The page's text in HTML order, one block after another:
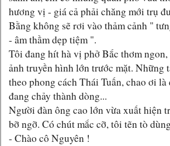
hương vị - giá cả phải chăng mới trụ
Bằng không sẽ rơi vào thảm cảnh "
- âm thầm dẹp tiệm ".
Tôi đang hít hà vị phở Bắc thơm ngon,
ảnh truyền hình lớn trước mặt. Những
theo phong cách Thái Tuấn, chao ơi
đang chảy thành dòng...
Người đàn ông cao lớn vừa xuất hiện
bỡ ngỡ. Có chút mắc cỡ, tôi tẽn tò
- Chào cô Nguyên !